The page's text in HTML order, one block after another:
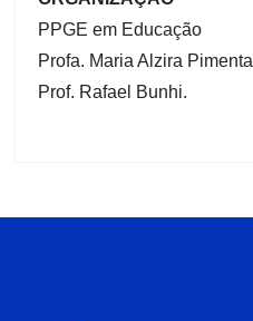
PPGE em Educação
Profa. Maria Alzira Pimenta
Prof. Rafael Bunhi.